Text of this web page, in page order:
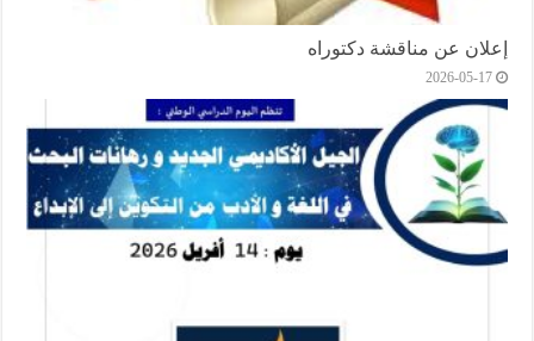
إعلان عن مناقشة دكتوراه
2026-05-17